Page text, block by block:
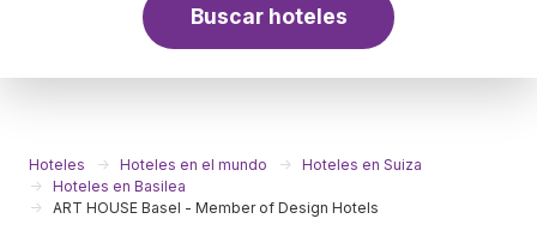
Buscar hoteles
Hoteles Hoteles en el mundo
Hoteles en Suiza
Hoteles en Basilea
ART HOUSE Basel - Member of Design Hotels